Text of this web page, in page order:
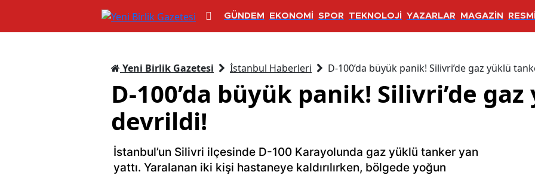
GÜNDEM EKONOMİ SPOR TEKNOLOJİ YAZARLAR MAGAZİN
Yeni Birlik Gazetesi İstanbul Haberleri D-100’da büyük panik! Silivri’de gaz yüklü
D-100’da büyük panik! Silivri’de
devrildi!
İstanbul’un Silivri ilçesinde D-100 Karayolunda gaz yüklü tanker yan
yattı. Yaralanan iki kişi hastaneye kaldırılırken, bölgede yoğun